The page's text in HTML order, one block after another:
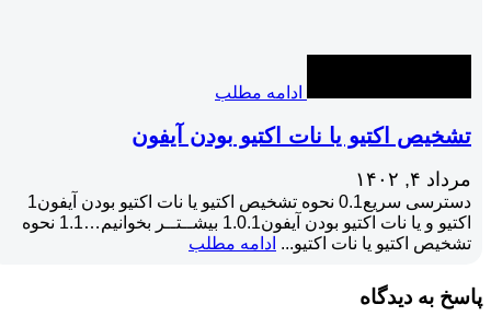
ادامه مطلب
تشخیص اکتیو یا نات اکتیو بودن آیفون
مرداد ۴, ۱۴۰۲
دسترسی سریع0.1 نحوه تشخیص اکتیو یا نات اکتیو بودن آیفون1
اکتیو و یا نات اکتیو بودن آیفون1.0.1 بیشــتــر بخوانیم…1.1 نحوه
تشخیص اکتیو یا نات اکتیو... ادامه مطلب
پاسخ به دیدگاه